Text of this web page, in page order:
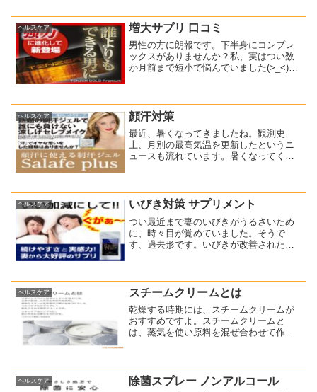
い人が多いですが、心の中で...
ヘルスケア 増大サプリ 口コミ
男性の方に朗報です。下半身にコンプレ
ックスがありませんか？私、実はつい数
か月前まで短小で悩んでいました(>_<)で
したので報告します。きっかけは、数十
年来の友人に会った...
ヘルスケア 顔汗対策
最近、暑くなってきましたね。観測史
上、月別の最高気温を更新したというニ
ュースも流れています。暑くなってくる
キ汗が、一時期ニュースにも...
ヘルスケア いびき対策 サプリメント
つい最近まで妻のいびきがうるさいため
に、時々目が覚めていました。そうで
す、過去形です。いびきが改善されたの
すね。【サイレントナイト】...
ヘルスケア スチームクリームとは
乾燥する時期には、スチームクリームが
おすすめですよ。スチームクリームと
は、蒸気を使い原料を混ぜ合わせて作っ
よくなじみます！(function(b,c,f,g,a,d,e...
ヘルスケア 除菌スプレー ノンアルコール